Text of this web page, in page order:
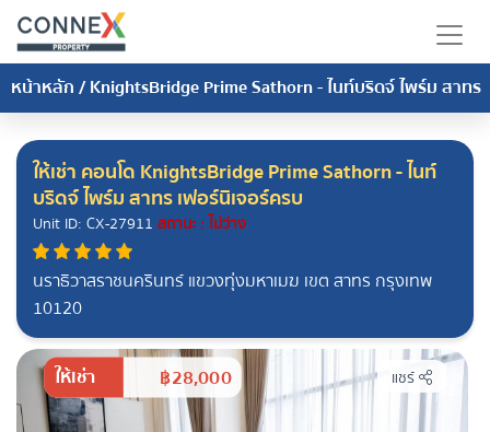
หน้าหลัก/KnightsBridge Prime Sathorn - ไนท์บริดจ์ ไพร์ม สาทร
ให้เช่า คอนโด KnightsBridge Prime Sathorn - ไนท์
บริดจ์ ไพร์ม สาทร เฟอร์นิเจอร์ครบ
Unit ID: CX-27911 สถานะ : ไม่ว่าง
นราธิวาสราชนครินทร์ แขวงทุ่งมหาเมฆ เขต สาทร กรุงเทพ
10120
ให้เช่า ฿28,000 แชร์